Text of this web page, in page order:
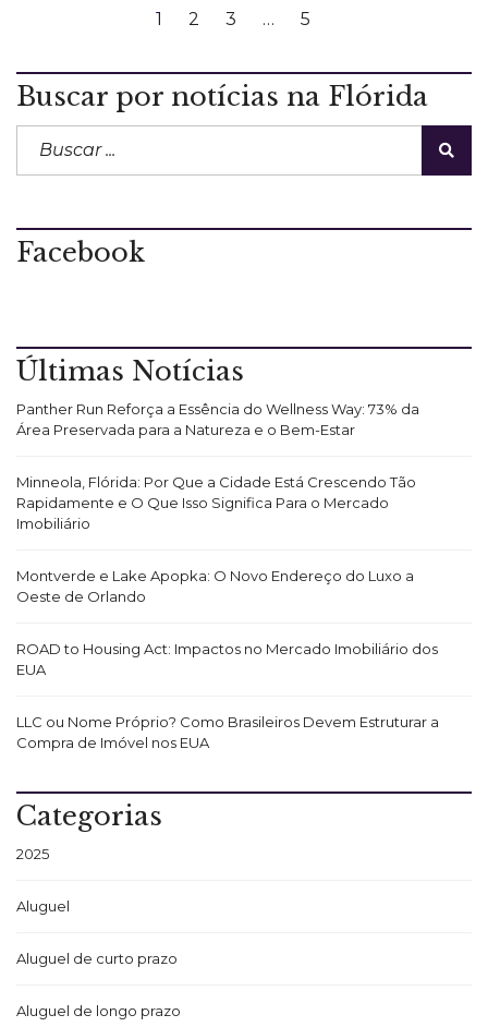
1 2 3 … 5
Buscar por notícias na Flórida
Facebook
Últimas Notícias
Panther Run Reforça a Essência do Wellness Way: 73% da
Área Preservada para a Natureza e o Bem-Estar
Minneola, Flórida: Por Que a Cidade Está Crescendo Tão
Rapidamente e O Que Isso Significa Para o Mercado
Imobiliário
Montverde e Lake Apopka: O Novo Endereço do Luxo a
Oeste de Orlando
ROAD to Housing Act: Impactos no Mercado Imobiliário dos
EUA
LLC ou Nome Próprio? Como Brasileiros Devem Estruturar a
Compra de Imóvel nos EUA
Categorias
2025
Aluguel
Aluguel de curto prazo
Aluguel de longo prazo